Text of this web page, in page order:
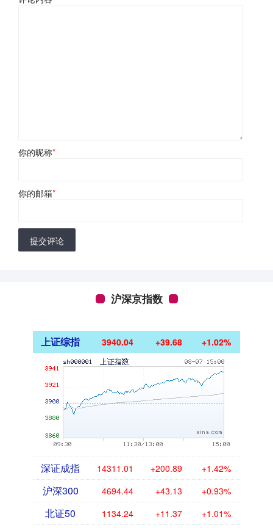
你的昵称*
你的邮箱*
提交评论
沪深京指数
上证综指 3940.04 +39.68 +1.02%
深证成指 14311.01 +200.89 +1.42%
沪深300 4694.44 +43.13 +0.93%
北证50 1134.24 +11.37 +1.01%